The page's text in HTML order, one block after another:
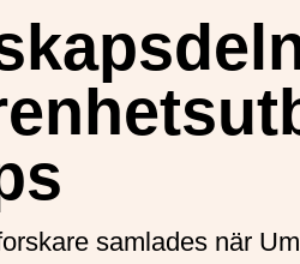
samlades när